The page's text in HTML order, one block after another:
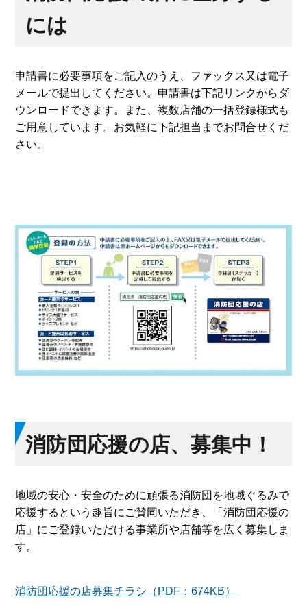
には
申請書に必要事項をご記入のうえ、ファックス又は電子
メールで提出してください。申請書は下記リンクからダ
ウンロードできます。また、複数店舗の一括登録様式も
ご用意しています。お気軽に下記担当までお問合せくだ
さい。
消防団応援の店、募集中！
地域の安心・安全のために頑張る消防団を地域ぐるみで
応援するという趣旨にご賛同いただき、「消防団応援の
店」にご登録いただける事業所や店舗等を広く募集しま
す。
消防団応援の店募集チラシ（PDF：674KB）